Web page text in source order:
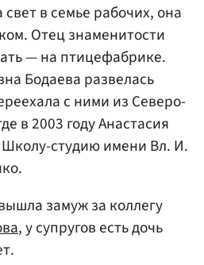
в семье рабочих, она
Отец знаменитости
— на птицефабрике.
Бодаева развелась
с ними из Северо-
в 2003 году Анастасия
студию имени Вл. И.
замуж за коллегу
, у супругов есть дочь